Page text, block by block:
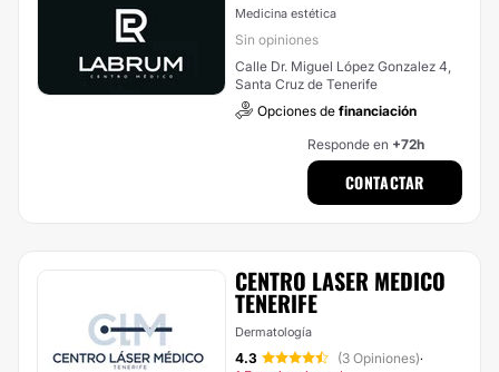
Medicina estética
Sin opiniones
Calle Dr. Miguel López Gonzalez 4,
Santa Cruz de Tenerife
Opciones de financiación
Responde en +72h
CONTACTAR
CENTRO LASER MEDICO
TENERIFE
Dermatología
4.3 (3 Opiniones)·